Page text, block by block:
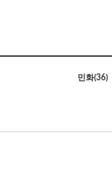
민화(36)